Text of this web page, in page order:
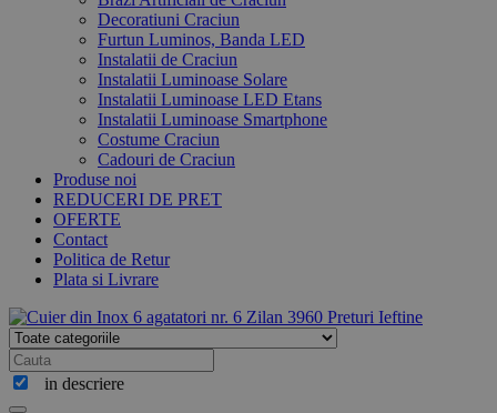
Decoratiuni Craciun
Furtun Luminos, Banda LED
Instalatii de Craciun
Instalatii Luminoase Solare
Instalatii Luminoase LED Etans
Instalatii Luminoase Smartphone
Costume Craciun
Cadouri de Craciun
Produse noi
REDUCERI DE PRET
OFERTE
Contact
Politica de Retur
Plata si Livrare
in descriere